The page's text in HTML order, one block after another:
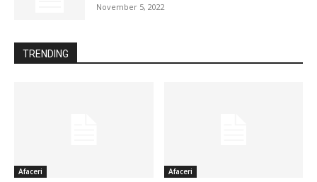
November 5, 2022
TRENDING
Afaceri Afaceri